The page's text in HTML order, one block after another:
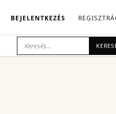
BEJELENTKEZÉS